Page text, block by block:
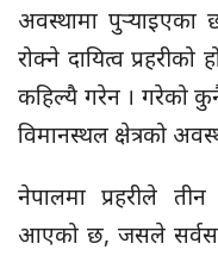
अवस्थामा पुर्‍याइएका
रोक्ने दायित्व
कहिल्यै गरेन । गरेको
विमानस्थल क्षेत्रको
नेपालमा प्रहरीले तीन
आएको छ, जसले